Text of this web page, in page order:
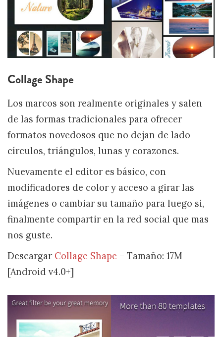
Collage Shape
Los marcos son realmente originales y salen
de las formas tradicionales para ofrecer
formatos novedosos que no dejan de lado
círculos, triángulos, lunas y corazones.
Nuevamente el editor es básico, con
modificadores de color y acceso a girar las
imágenes o cambiar su tamaño para luego si,
finalmente compartir en la red social que mas
nos guste.
Descargar Collage Shape – Tamaño: 17M
[Android v4.0+]